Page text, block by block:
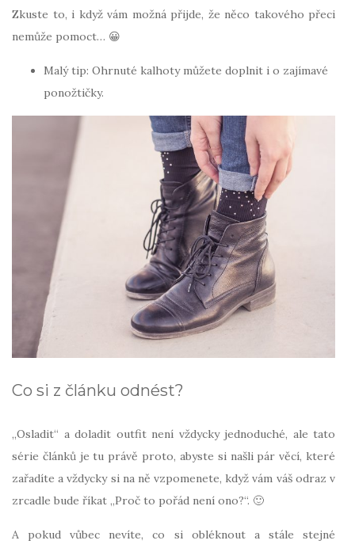
Zkuste to, i když vám možná přijde, že něco takového přeci
nemůže pomoct… 😀
Malý tip: Ohrnuté kalhoty můžete doplnit i o zajímavé
ponožtičky.
Co si z článku odnést?
„Osladit“ a doladit outfit není vždycky jednoduché, ale tato
série článků je tu právě proto, abyste si našli pár věcí, které
zařadíte a vždycky si na ně vzpomenete, když vám váš odraz v
zrcadle bude říkat „Proč to pořád není ono?“. 🙂
A pokud vůbec nevíte, co si obléknout a stále stejné